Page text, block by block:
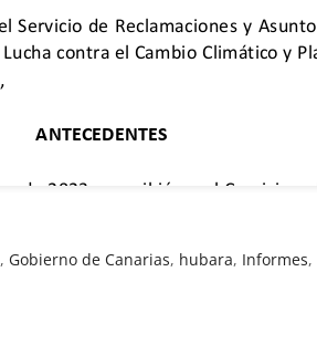
, Gobierno de Canarias, hubara, Informes,